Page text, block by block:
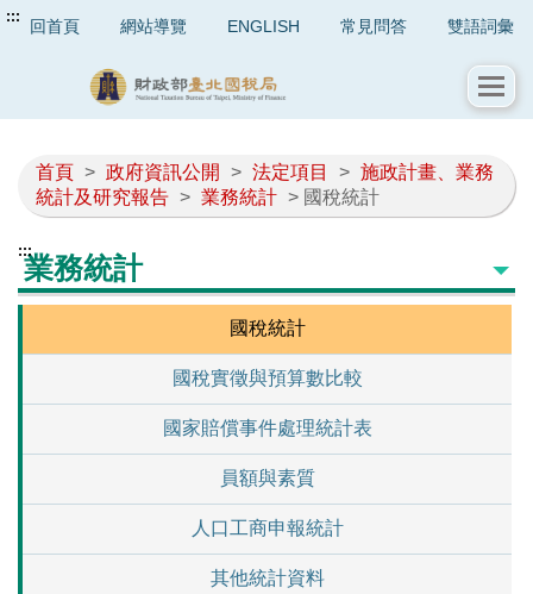
::: 回首頁 網站導覽 ENGLISH 常見問答 雙語詞彙
首頁 > 政府資訊公開 > 法定項目 > 施政計畫、業務
統計及研究報告 > 業務統計 > 國稅統計
:::業務統計
國稅統計
國稅實徵與預算數比較
國家賠償事件處理統計表
員額與素質
人口工商申報統計
其他統計資料